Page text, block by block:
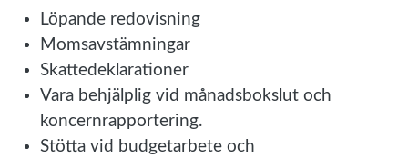
Löpande redovisning
Momsavstämningar
Skattedeklarationer
Vara behjälplig vid månadsbokslut och
koncernrapportering.
Stötta vid budgetarbete och